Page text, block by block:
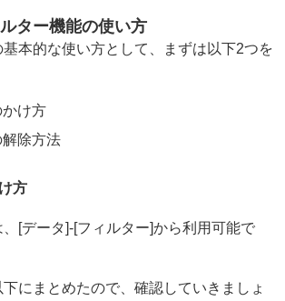
ター機能の使い方
本的な使い方として、まずは以下2つを
かけ方
解除方法
方
[データ]-[フィルター]から利用可能で
にまとめたので、確認していきましょ